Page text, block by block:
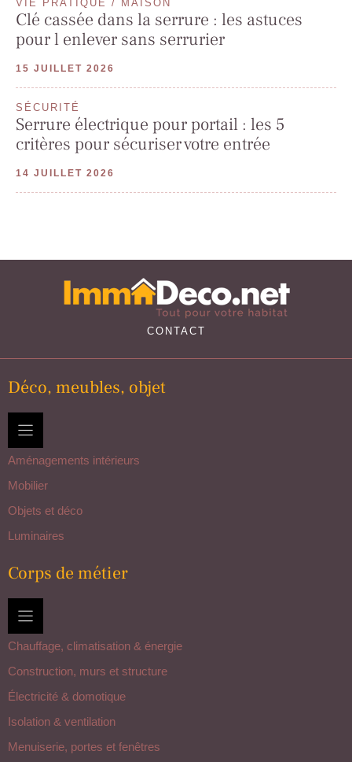
VIE PRATIQUE / MAISON
Clé cassée dans la serrure : les astuces
pour l enlever sans serrurier
15 JUILLET 2026
SÉCURITÉ
Serrure électrique pour portail : les 5
critères pour sécuriser votre entrée
14 JUILLET 2026
CONTACT
Déco, meubles, objet
Aménagements intérieurs
Mobilier
Objets et déco
Luminaires
Corps de métier
Chauffage, climatisation & énergie
Construction, murs et structure
Électricité & domotique
Isolation & ventilation
Menuiserie, portes et fenêtres